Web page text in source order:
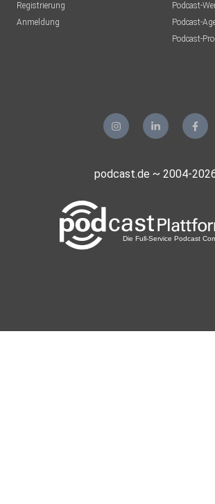
Registrierung
Anmeldung
Podcast-
Podcast-
Podcast-
podcast.de ~ 2004-